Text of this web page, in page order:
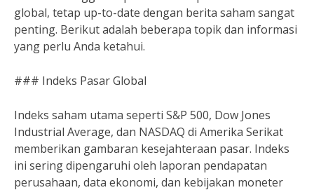
global, tetap up-to-date dengan berita saham sangat
penting. Berikut adalah beberapa topik dan informasi
yang perlu Anda ketahui.
### Indeks Pasar Global
Indeks saham utama seperti S&P 500, Dow Jones
Industrial Average, dan NASDAQ di Amerika Serikat
memberikan gambaran kesejahteraan pasar. Indeks
ini sering dipengaruhi oleh laporan pendapatan
perusahaan, data ekonomi, dan kebijakan moneter